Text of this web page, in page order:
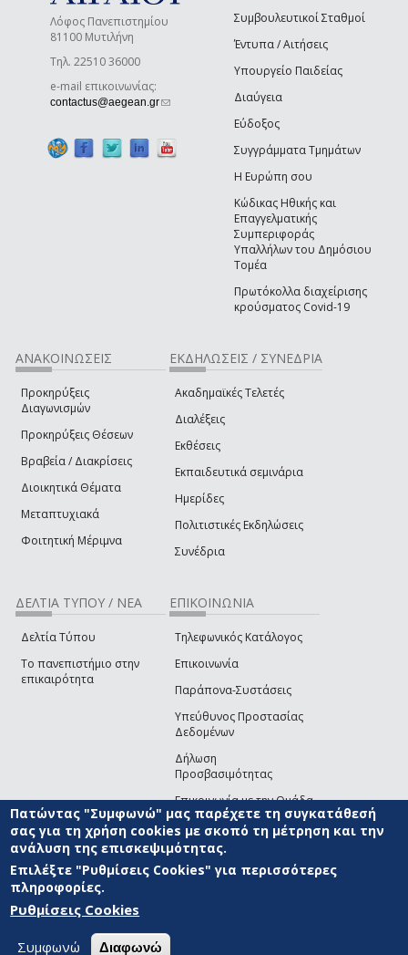
Λόφος Πανεπιστημίου
81100 Μυτιλήνη
Τηλ. 22510 36000
e-mail επικοινωνίας:
contactus@aegean.gr(link sends e-mail)
Συμβουλευτικοί Σταθμοί
Έντυπα / Αιτήσεις
Υπουργείο Παιδείας
Διαύγεια
Εύδοξος
Συγγράμματα Τμημάτων
Η Ευρώπη σου
Κώδικας Ηθικής και
Επαγγελματικής
Συμπεριφοράς
Υπαλλήλων του Δημόσιου
Τομέα
Πρωτόκολλα διαχείρισης
κρούσματος Covid-19
ΑΝΑΚΟΙΝΩΣΕΙΣ
Προκηρύξεις
Διαγωνισμών
Προκηρύξεις Θέσεων
Βραβεία / Διακρίσεις
Διοικητικά Θέματα
Μεταπτυχιακά
Φοιτητική Μέριμνα
ΕΚΔΗΛΩΣΕΙΣ / ΣΥΝΕΔΡΙΑ
Ακαδημαϊκές Τελετές
Διαλέξεις
Εκθέσεις
Εκπαιδευτικά σεμινάρια
Ημερίδες
Πολιτιστικές Εκδηλώσεις
Συνέδρια
ΔΕΛΤΙΑ ΤΥΠΟΥ / ΝΕΑ
Δελτία Τύπου
Το πανεπιστήμιο στην
επικαιρότητα
ΕΠΙΚΟΙΝΩΝΙΑ
Τηλεφωνικός Κατάλογος
Επικοινωνία
Παράπονα-Συστάσεις
Υπεύθυνος Προστασίας
Δεδομένων
Δήλωση
Προσβασιμότητας
Επικοινωνία με την Ομάδα
Ανάπτυξης του site(link sends e-mail)
© ΠΑΝΕΠΙΣΤΗΜΙΟ ΑΙΓΑΙΟΥ ΟΡΟΙ ΧΡΗΣΗΣ
ΑΝΑΠΤΥΞΗΣ
Πατώντας "Συμφωνώ" μας παρέχετε τη συγκατάθεσή
σας για τη χρήση cookies με σκοπό τη μέτρηση και την
ανάλυση της επισκεψιμότητας.
Επιλέξτε "Ρυθμίσεις Cookies" για περισσότερες
πληροφορίες.
Ρυθμίσεις Cookies
Συμφωνώ Διαφωνώ